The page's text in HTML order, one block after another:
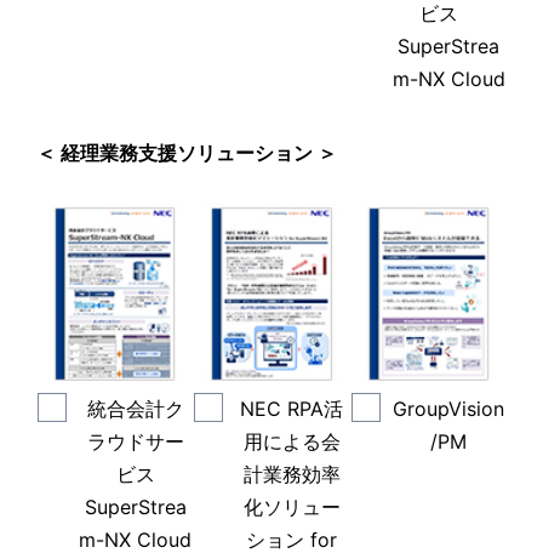
ビス
SuperStrea
m-NX Cloud
＜ 経理業務支援ソリューション ＞
統合会計ク
ラウドサー
ビス
SuperStrea
m-NX Cloud
NEC RPA活
用による会
計業務効率
化ソリュー
ション for
GroupVision
/PM